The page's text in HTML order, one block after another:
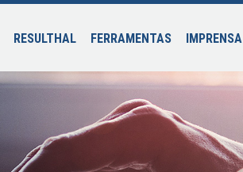
RESULTHAL FERRAMENTAS IMPRENSA